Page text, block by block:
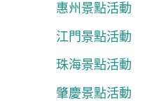
惠州景點活動
江門景點活動
珠海景點活動
肇慶景點活動